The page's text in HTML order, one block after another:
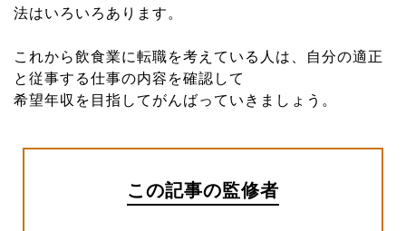
法はいろいろあります。
これから飲食業に転職を考えている人は、自分の適正
と従事する仕事の内容を確認して
希望年収を目指してがんばっていきましょう。
この記事の監修者